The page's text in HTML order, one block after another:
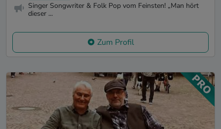
Singer Songwriter & Folk Pop vom Feinsten! „Man hört
dieser ...
Zum Profil